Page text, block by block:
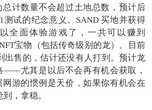
计数量不会超过土地总数，预计后
试的纪念意义。SAND 买地并获得
全面体验游戏了，一共可以赚到
宝物（包括传奇级别的龙）。目前
出售的，估计还没有人打到。预计龙
——尤其是以后不会再有机会获取，
游的惯例是天价，如果你有机会在
，拿稳。